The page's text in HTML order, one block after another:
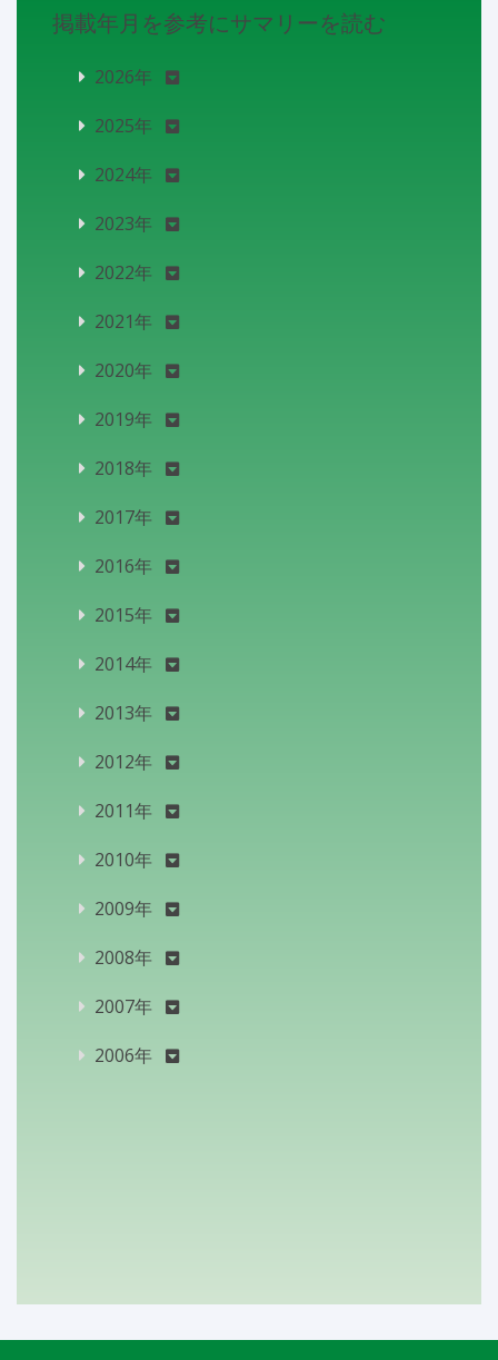
掲載年月を参考にサマリーを読む
2026年
2025年
2024年
2023年
2022年
2021年
2020年
2019年
2018年
2017年
2016年
2015年
2014年
2013年
2012年
2011年
2010年
2009年
2008年
2007年
2006年